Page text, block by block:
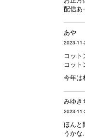
配信あ
あや
2023-
コッ
コット
今年は
みゆき
2023-
ほんと
うか